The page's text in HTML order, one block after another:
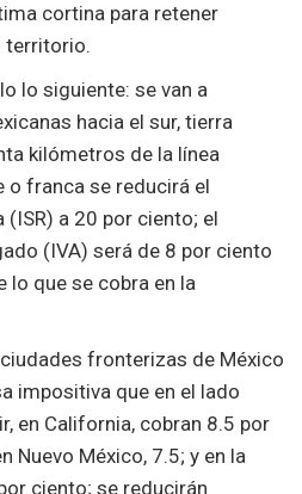
cortina para retener
territorio.
lo siguiente: se van a
hacia el sur, tierra
kilómetros de la línea
o franca se reducirá el
(ISR) a 20 por ciento; el
(IVA) será de 8 por ciento
lo que se cobra en la
fronterizas de México
impositiva que en el lado
en California, cobran 8.5 por
Nuevo México, 7.5; y en la
ciento; se reducirán